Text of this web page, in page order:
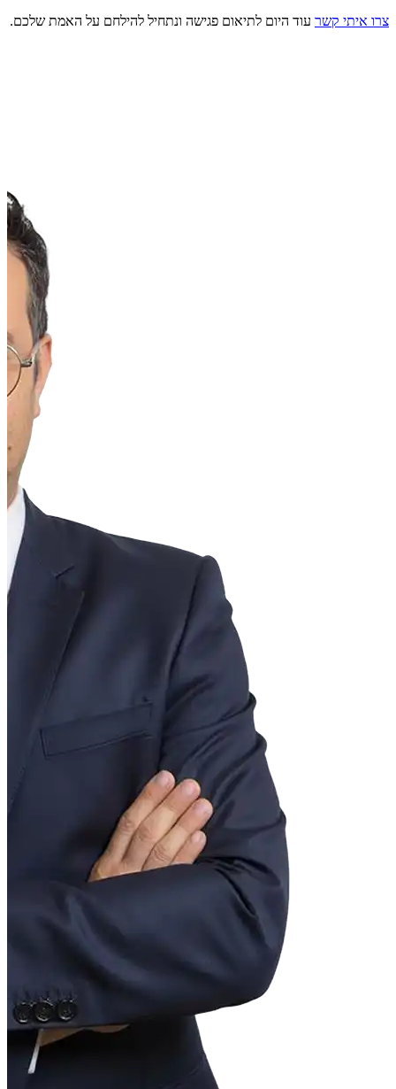
צרו איתי קשר עוד היום לתיאום פגישה ונתחיל להילחם על האמת שלכם.